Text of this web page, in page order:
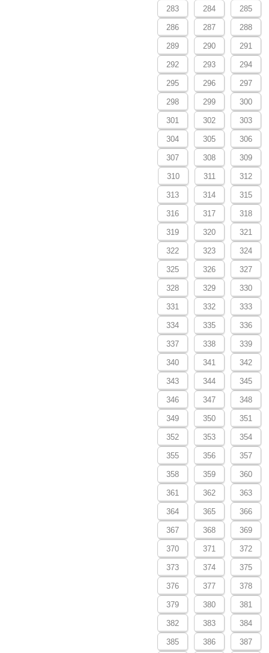
283 284 285
286 287 288
289 290 291
292 293 294
295 296 297
298 299 300
301 302 303
304 305 306
307 308 309
310 311 312
313 314 315
316 317 318
319 320 321
322 323 324
325 326 327
328 329 330
331 332 333
334 335 336
337 338 339
340 341 342
343 344 345
346 347 348
349 350 351
352 353 354
355 356 357
358 359 360
361 362 363
364 365 366
367 368 369
370 371 372
373 374 375
376 377 378
379 380 381
382 383 384
385 386 387